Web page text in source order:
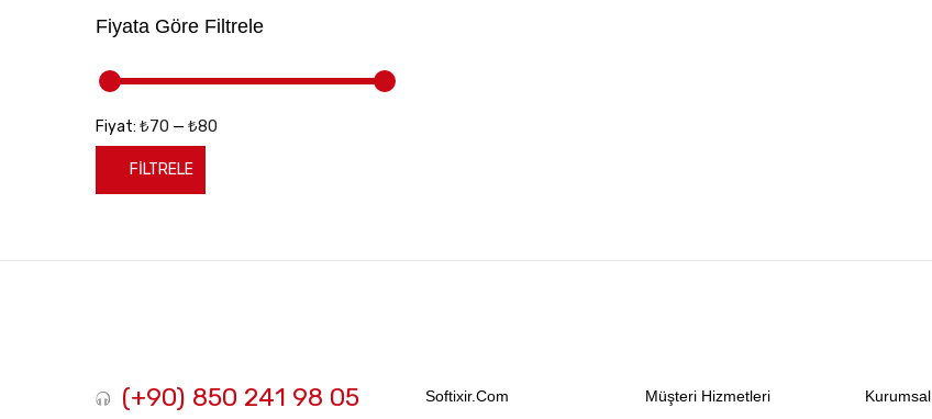
Fiyata Göre Filtrele
FILTRELE
Fiyat: ₺70 — ₺80
(+90) 850 241 98 05 Softixir.com Müşteri Hizmetleri Kurumsal